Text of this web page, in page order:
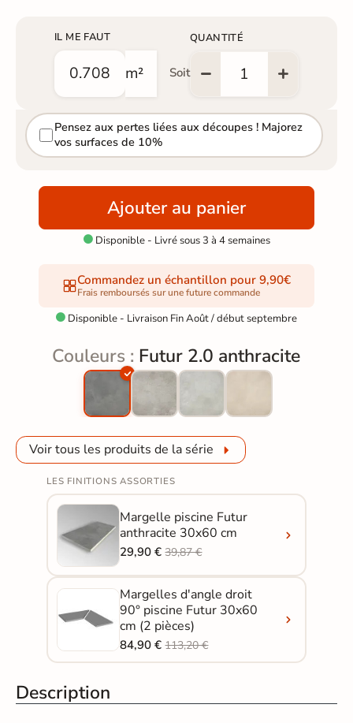
IL ME FAUT
m² Soit
QUANTITÉ
Pensez aux pertes liées aux découpes ! Majorez
vos surfaces de 10%
Ajouter au panier
Disponible - Livré sous 3 à 4 semaines
Commandez un échantillon pour 9,90€
Frais remboursés sur une future commande
 Disponible - Livraison Fin Août / début septembre
Couleurs : Futur 2.0 anthracite
Voir tous les produits de la série
LES FINITIONS ASSORTIES
Margelle piscine Futur
anthracite 30x60 cm
29,90 €39,87 €
Margelles d'angle droit
90° piscine Futur 30x60
cm (2 pièces)
84,90 €113,20 €
Description